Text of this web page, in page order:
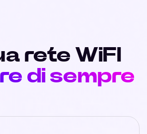
rete WiFI
di sempre